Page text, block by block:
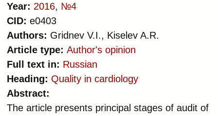
Year: 2016, №4
CID: e0403
Authors: Gridnev V.I., Kiselev A.R.
Article type: Author's opinion
Full text in: Russian
Heading: Quality in cardiology
Abstract:
The article presents principal stages of audit of